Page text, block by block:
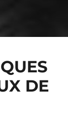
DE